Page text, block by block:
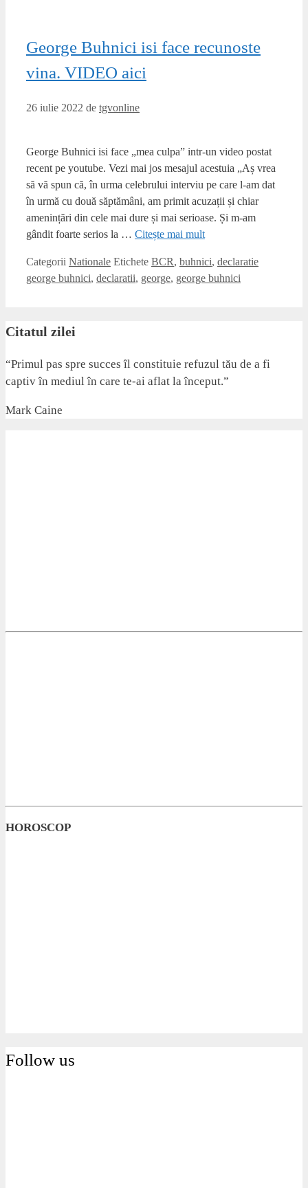
George Buhnici isi face recunoste
vina. VIDEO aici
26 iulie 2022 de tgvonline
George Buhnici isi face „mea culpa” intr-un video postat
recent pe youtube. Vezi mai jos mesajul acestuia „Aș vrea
să vă spun că, în urma celebrului interviu pe care l-am dat
în urmă cu două săptămâni, am primit acuzații și chiar
amenințări din cele mai dure și mai serioase. Și m-am
gândit foarte serios la … Citește mai mult
Categorii Nationale Etichete BCR, buhnici, declaratie
george buhnici, declaratii, george, george buhnici
Citatul zilei
“Primul pas spre succes îl constituie refuzul tău de a fi
captiv în mediul în care te-ai aflat la început.”
Mark Caine
HOROSCOP
Follow us